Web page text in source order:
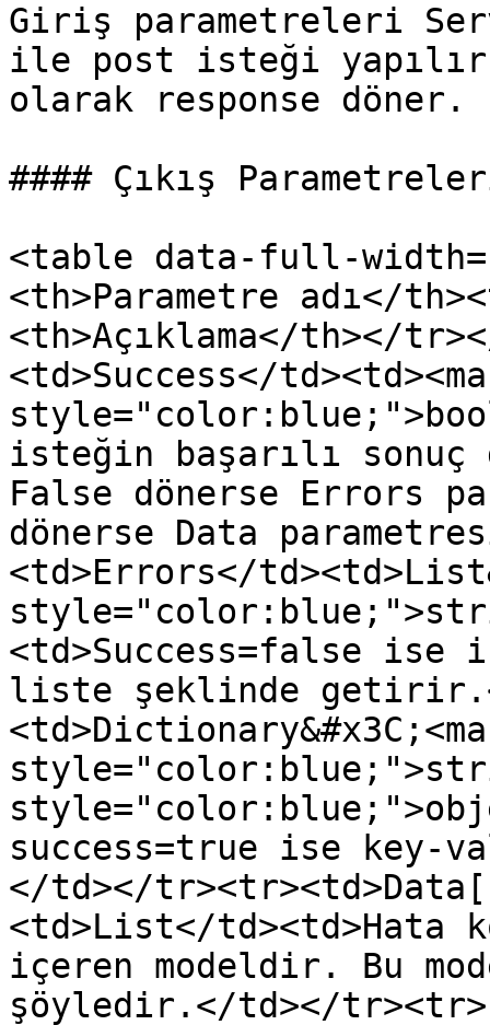
Giriş parametreleri
ile post isteği yapılır.
olarak response döner.
#### Çıkış
<table data-full-
<th>Parametre adı</
<th>Açıklama</th></
<td>Success</
isteğin başarılı
False dönerse Errors
dönerse Data
<td>Errors</
<td>Success=false
liste şeklinde
success=true ise key-
</td></
<td>List</td><td>Hata
içeren modeldir. Bu
şöyledir.</td></tr><tr>